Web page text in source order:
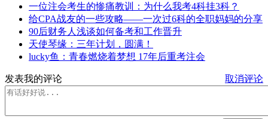
一位注会考生的惨痛教训：为什么我考4科挂3科？
给CPA战友的一些攻略——一次过6科的全职妈妈的分享
90后财务人浅谈如何备考和工作晋升
天使琴缘：三年计划，圆满！
lucky鱼：青春燃烧着梦想 17年后重考注会
发表我的评论 取消评论